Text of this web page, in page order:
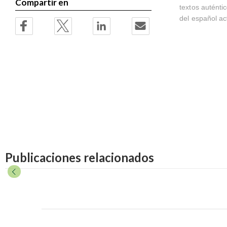
textos
del español
Compartir en
Publicaciones relacionados